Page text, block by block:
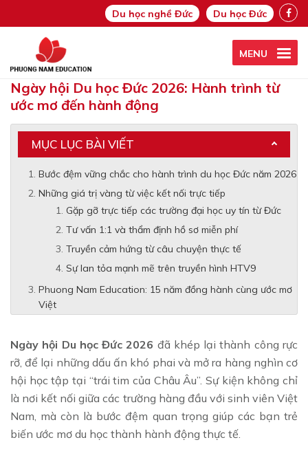
Du học nghề Đức Du học Đức
MENU
Ngày hội Du học Đức 2026: Hành trình từ
ước mơ đến hành động
MỤC LỤC BÀI VIẾT
Bước đệm vững chắc cho hành trình du học Đức năm 2026
Những giá trị vàng từ việc kết nối trực tiếp
Gặp gỡ trực tiếp các trường đại học uy tín từ Đức
Tư vấn 1:1 và thẩm định hồ sơ miễn phí
Truyền cảm hứng từ câu chuyện thực tế
Sự lan tỏa mạnh mẽ trên truyền hình HTV9
Phuong Nam Education: 15 năm đồng hành cùng ước mơ
Việt
Ngày hội Du học Đức 2026 đã khép lại thành công rực
rỡ, để lại những dấu ấn khó phai và mở ra hàng nghìn cơ
hội học tập tại “trái tim của Châu Âu”. Sự kiện không chỉ
là nơi kết nối giữa các trường hàng đầu với sinh viên Việt
Nam, mà còn là bước đệm quan trọng giúp các bạn trẻ
biến ước mơ du học thành hành động thực tế.